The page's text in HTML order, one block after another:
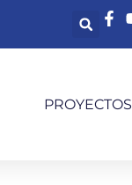
PROYECTOS